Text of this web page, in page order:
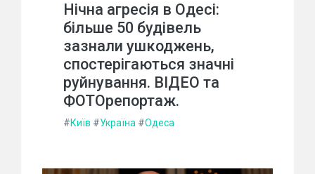
Нічна агресія в Одесі:
більше 50 будівель
зазнали ушкоджень,
спостерігаються значні
руйнування. ВІДЕО та
ФОТОрепортаж.
#Київ #Україна #Одеса